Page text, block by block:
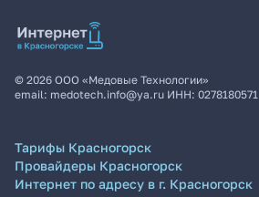
© 2026 ООО «Медовые Технологии»
email: medotech.info@ya.ru ИНН: 0278180571
Тарифы Красногорск
Провайдеры Красногорск
Интернет по адресу в г. Красногорск